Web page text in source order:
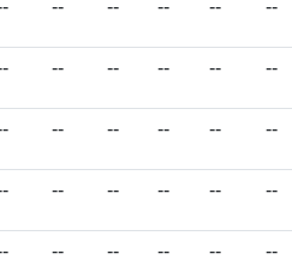
-- -- -- -- --
-- -- -- -- --
-- -- -- -- --
-- -- -- -- --
-- -- -- -- --